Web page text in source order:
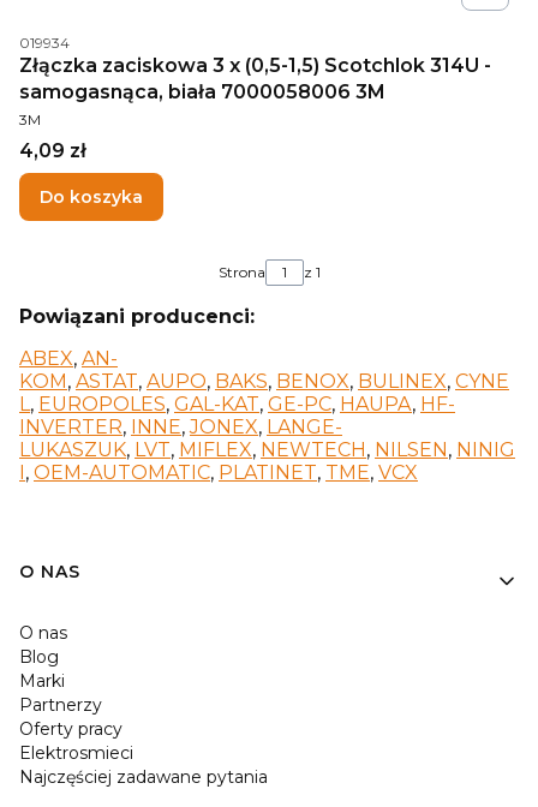
Kod produktu
019934
Złączka zaciskowa 3 x (0,5-1,5) Scotchlok 314U -
samogasnąca, biała 7000058006 3M
PRODUCENT
3M
Cena
4,09 zł
Do koszyka
Strona z 1
Powiązani producenci:
ABEX, AN-
KOM, ASTAT, AUPO, BAKS, BENOX, BULINEX, CYNE
L, EUROPOLES, GAL-KAT, GE-PC, HAUPA, HF-
INVERTER, INNE,JONEX, LANGE-
LUKASZUK, LVT, MIFLEX, NEWTECH, NILSEN, NINIG
I, OEM-AUTOMATIC, PLATINET, TME, VCX
O NAS
O nas
Blog
Marki
Partnerzy
Oferty pracy
Elektrosmieci
Najczęściej zadawane pytania